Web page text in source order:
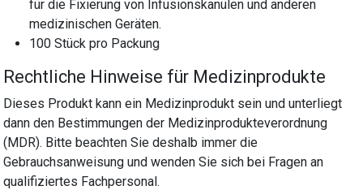
für die Fixierung von Infusionskanülen und anderen
medizinischen Geräten.
100 Stück pro Packung
Rechtliche Hinweise für Medizinprodukte
Dieses Produkt kann ein Medizinprodukt sein und unterliegt
dann den Bestimmungen der Medizinprodukteverordnung
(MDR). Bitte beachten Sie deshalb immer die
Gebrauchsanweisung und wenden Sie sich bei Fragen an
qualifiziertes Fachpersonal.